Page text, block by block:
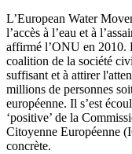
L’European Water
l’accès à l’eau et à
affirmé l’ONU en 2010.
coalition de la société
suffisant et à attirer
millions de personnes
européenne. Il s’est
‘positive’ de la
Citoyenne Européenne
concrète.